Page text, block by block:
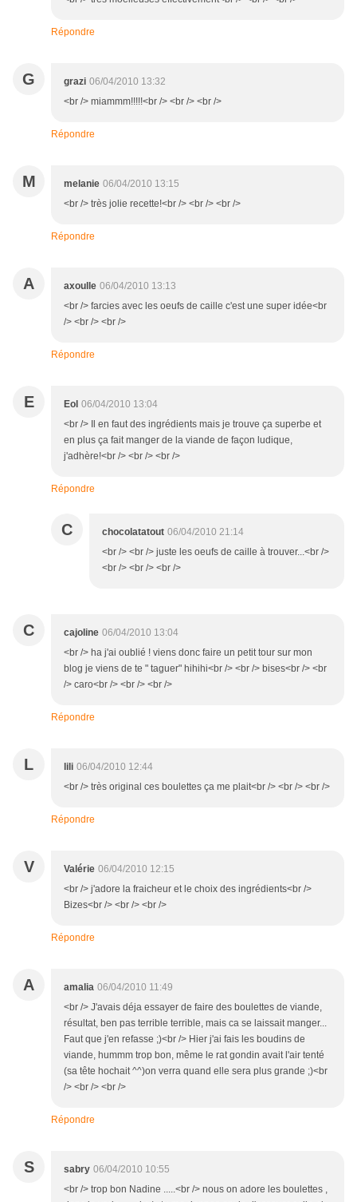
Répondre
G grazi 06/04/2010 13:32
<br /> miammm!!!!!<br /> <br /> <br />
Répondre
M melanie 06/04/2010 13:15
<br /> très jolie recette!<br /> <br /> <br />
Répondre
A axoulle 06/04/2010 13:13
<br /> farcies avec les oeufs de caille c'est une super idée<br
/> <br /> <br />
Répondre
E Eol 06/04/2010 13:04
<br /> Il en faut des ingrédients mais je trouve ça superbe et
en plus ça fait manger de la viande de façon ludique,
j'adhère!<br /> <br /> <br />
Répondre
C chocolatatout 06/04/2010 21:14
<br /> <br /> juste les oeufs de caille à trouver...<br />
<br /> <br /> <br />
C cajoline 06/04/2010 13:04
<br /> ha j'ai oublié ! viens donc faire un petit tour sur mon
blog je viens de te " taguer" hihihi<br /> <br /> bises<br /> <br
/> caro<br /> <br /> <br />
Répondre
L lili 06/04/2010 12:44
<br /> très original ces boulettes ça me plait<br /> <br /> <br />
Répondre
V Valérie 06/04/2010 12:15
<br /> j'adore la fraicheur et le choix des ingrédients<br />
Bizes<br /> <br /> <br />
Répondre
A amalia 06/04/2010 11:49
<br /> J'avais déja essayer de faire des boulettes de viande,
résultat, ben pas terrible terrible, mais ca se laissait manger...
Faut que j'en refasse ;)<br /> Hier j'ai fais les boudins de
viande, hummm trop bon, même le rat gondin avait l'air tenté
(sa tête hochait ^^)on verra quand elle sera plus grande ;)<br
/> <br /> <br />
Répondre
S sabry 06/04/2010 10:55
<br /> trop bon Nadine .....<br /> nous on adore les boulettes ,